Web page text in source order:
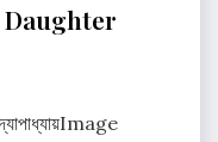
Daughter